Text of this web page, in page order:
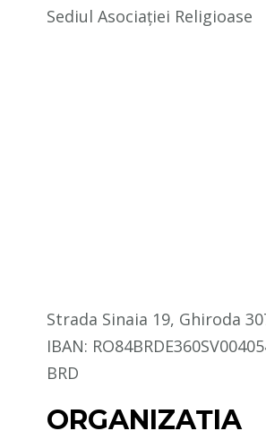
Sediul Asociației Religioase
Strada Sinaia 19, Ghiroda
IBAN:
BRD
ORGANIZAȚIA